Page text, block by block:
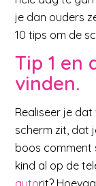
je dan ouders
10 tips om de
Tip 1 en
vinden.
Realiseer je
scherm zit, dat
boos comment
kind al op de
autorit?